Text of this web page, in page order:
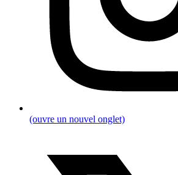
(ouvre un nouvel onglet)